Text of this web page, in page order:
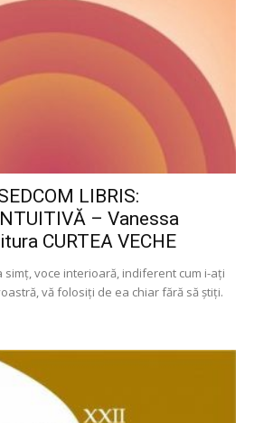
LIBRIS:
– Vanessa
CURTEA VECHE
simţ, voce interioară, indiferent cum i-aţi
vă folosiţi de ea chiar fără să ştiţi.